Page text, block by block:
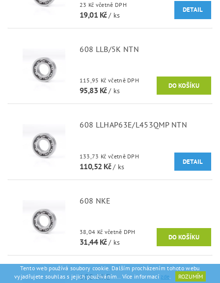
23 Kč včetně DPH
19,01 Kč/ ks
DETAIL
608 LLB/5K NTN
115,95 Kč včetně DPH
95,83 Kč/ ks
608 LLHAP63E/L453QMP NTN
133,73 Kč včetně DPH
110,52 Kč/ ks
DETAIL
608 NKE
38,04 Kč včetně DPH
31,44 Kč/ ks
608 NKE
Tento web používá soubory cookie. Dalším procházením tohoto webu
vyjadřujete souhlas s jejich používáním.. Více informací zde. ROZUMÍM